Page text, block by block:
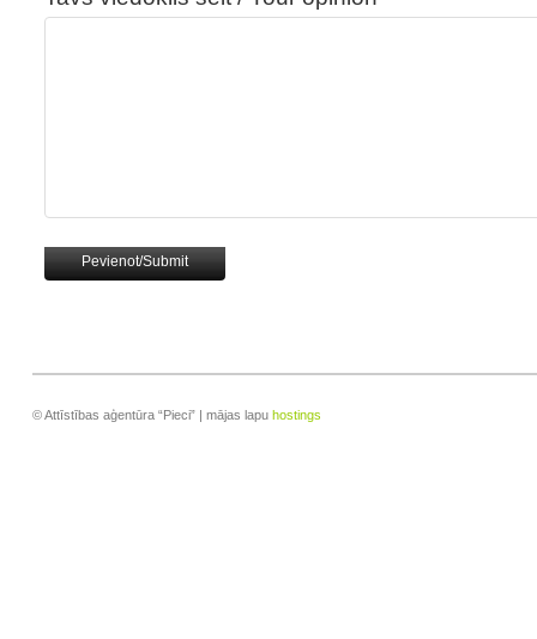
© Attīstības aģentūra “Pieci” | mājas lapu hostings